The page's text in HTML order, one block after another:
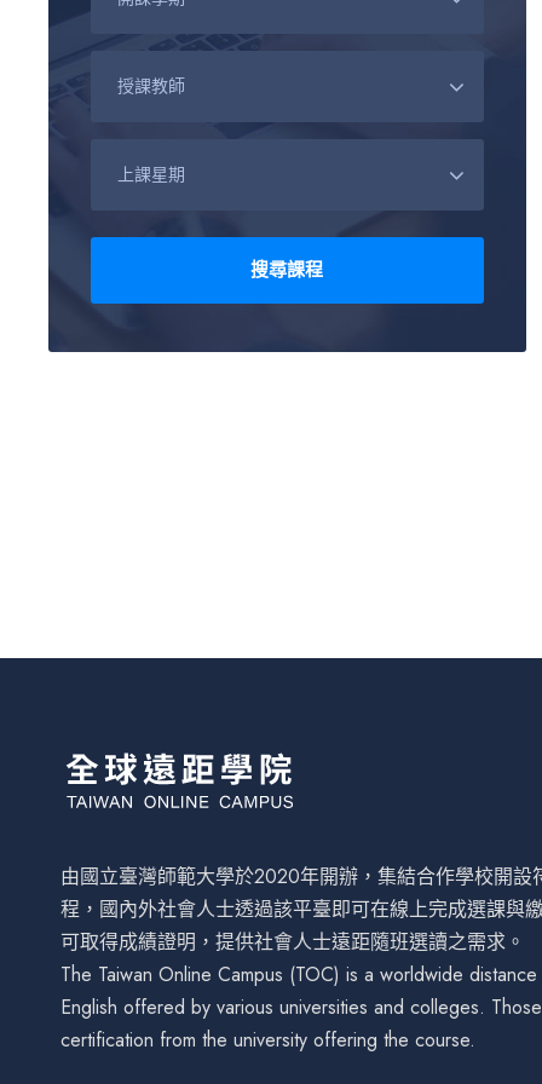
由國立臺灣師範大學於2020年開辦，集結合作學校開
程，國內外社會人士透過該平臺即可在線上完成選課與
可取得成績證明，提供社會人士遠距隨班選讀之需求。
The Taiwan Online Campus (TOC) is a worldwide
English offered by various universities and colleges.
certification from the university offering the course.